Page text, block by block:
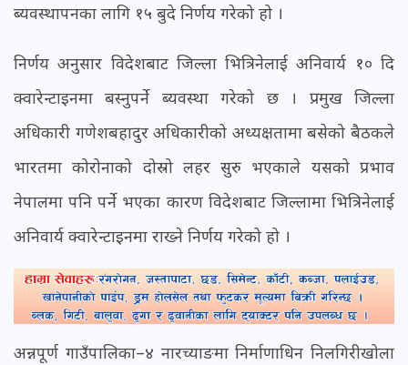
ब्यवस्थापनका लागि १५ बुदे निर्णय गरेको हो ।
निर्णय अनुसार विदेशबाट जिल्ला भित्रिनेलाई अनिवार्य १० दि
क्वारेन्टाइनमा बस्नुपर्ने ब्यवस्था गरेको छ । प्रमुख जिल्ला
अधिकारी गणेशबहादुर अधिकारीको अध्यक्षतामा बसेको बैठकले
भारतमा कोरोनाको दोस्रो लहर सुरु भएकाले यसको प्रभाव
नेपालमा पनि पर्ने भएका कारण विदेशबाट जिल्लामा भित्रिनेलाई
अनिवार्य क्वारेन्टाइनमा राख्ने निर्णय गरेको हो ।
अन्नपूर्ण गाउँपालिका–४ नारच्याङमा निर्माणाधिन निलगिरीखोला